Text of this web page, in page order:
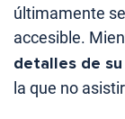
últimamente
accesible.
detalles de
la que no